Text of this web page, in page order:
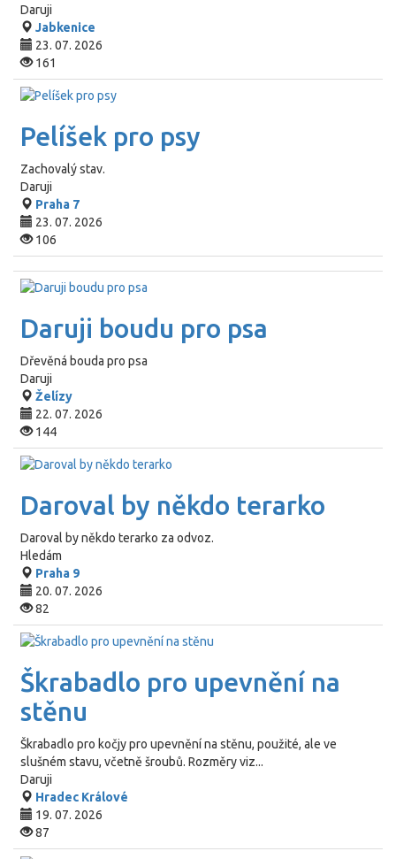
Daruji
Jabkenice
23. 07. 2026
161
Pelíšek pro psy
Zachovalý stav.
Daruji
Praha 7
23. 07. 2026
106
Daruji boudu pro psa
Dřevěná bouda pro psa
Daruji
Želízy
22. 07. 2026
144
Daroval by někdo terarko
Daroval by někdo terarko za odvoz.
Hledám
Praha 9
20. 07. 2026
82
Škrabadlo pro upevnění na
stěnu
Škrabadlo pro kočjy pro upevnění na stěnu, použité, ale ve
slušném stavu, včetně šroubů. Rozměry viz...
Daruji
Hradec Králové
19. 07. 2026
87